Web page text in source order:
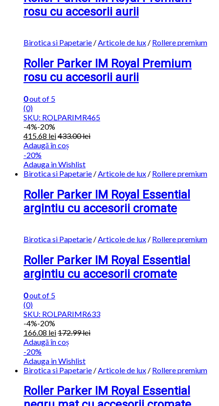
rosu cu accesorii aurii
Birotica si Papetarie /Articole de lux / Rollere premium
Roller Parker IM Royal Premium
rosu cu accesorii aurii
0out of 5
(0)
SKU: ROLPARIMR465
-4%-20%
415.68 lei433.00lei
Adaugă în coș
-20%
Adauga in Wishlist
Birotica si Papetarie /Articole de lux / Rollere premium
Roller Parker IM Royal Essential
argintiu cu accesorii cromate
Birotica si Papetarie / Articole de lux / Rollere premium
Roller Parker IM Royal Essential
argintiu cu accesorii cromate
0out of 5
(0)
SKU: ROLPARIMR633
-4%-20%
166.08 lei172.99lei
Adaugă în coș
-20%
Adauga in Wishlist
Birotica si Papetarie / Articole de lux / Rollere premium
Roller Parker IM Royal Essential